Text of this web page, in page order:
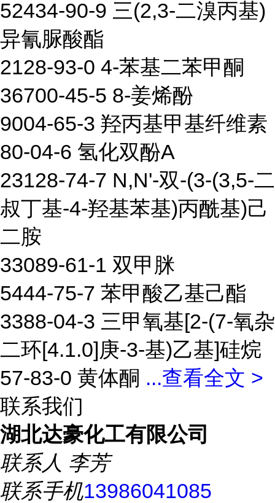
52434-90-9 三(2,3-二溴丙基)
异氰脲酸酯
2128-93-0 4-苯基二苯甲酮
36700-45-5 8-姜烯酚
9004-65-3 羟丙基甲基纤维素
80-04-6 氢化双酚A
23128-74-7 N,N'-双-(3-(3,5-二
叔丁基-4-羟基苯基)丙酰基)己
二胺
33089-61-1 双甲脒
5444-75-7 苯甲酸乙基己酯
3388-04-3 三甲氧基[2-(7-氧杂
二环[4.1.0]庚-3-基)乙基]硅烷
57-83-0 黄体酮 ...查看全文 >
联系我们
湖北达豪化工有限公司
联系人 李芳
联系手机13986041085